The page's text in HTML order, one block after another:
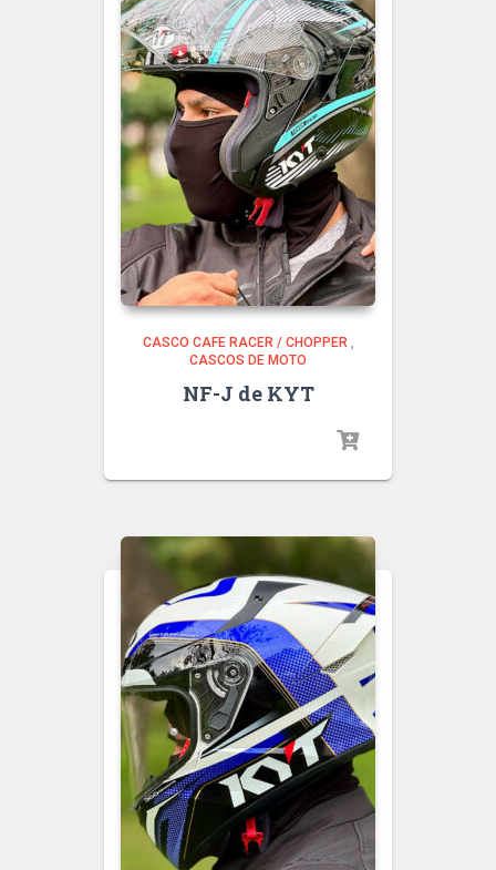
CASCO CAFE RACER / CHOPPER,
CASCOS DE MOTO
NF-J de KYT